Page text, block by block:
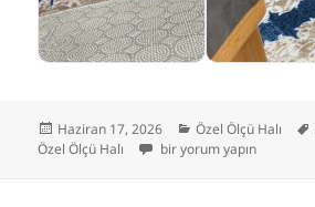
Yayın
tarihi
Haziran 17, 2026 Kategoriler
Özel Ölçü Halı
Özel Ölçü Halı
Mavi Renkli Kaymaz
bir yorum yapın